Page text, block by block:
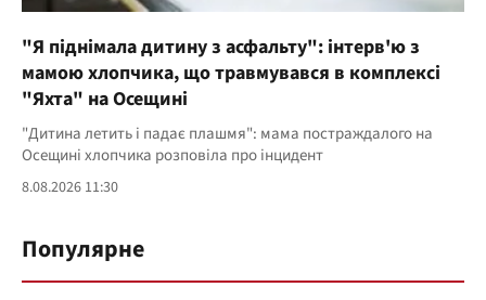
"Я піднімала дитину з асфальту": інтерв'ю з
мамою хлопчика, що травмувався в комплексі
"Яхта" на Осещині
"Дитина летить і падає плашмя": мама постраждалого на
Осещині хлопчика розповіла про інцидент
8.08.2026 11:30
Популярне